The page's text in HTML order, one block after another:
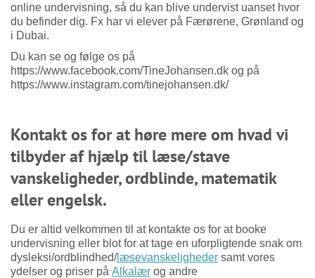
online undervisning, så du kan blive undervist uanset hvor
du befinder dig. Fx har vi elever på Færørene, Grønland og
i Dubai.
Du kan se og følge os på
https://www.facebook.com/TineJohansen.dk og på
https://www.instagram.com/tinejohansen.dk/
Kontakt os for at høre mere om hvad vi
tilbyder af hjælp til læse/stave
vanskeligheder, ordblinde, matematik
eller engelsk.
Du er altid velkommen til at kontakte os for at booke
undervisning eller blot for at tage en uforpligtende snak om
dysleksi/ordblindhed/læsevanskeligheder samt vores
ydelser og priser på Alkalær og andre